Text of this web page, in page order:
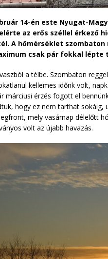
14-én este Nyugat-
az erős széllel érkező
A hőmérséklet
csak pár fokkal lépte
a télbe. Szombaton
kellemes időnk volt,
márciusi érzés fogott el
hogy ez nem tarthat sokáig,
mely vasárnap délelőtt
volt az újabb havazás.